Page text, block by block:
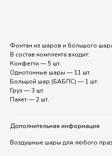
Фонтан из шаров и большого
В состав комплекта входит:
Конфетти — 5 шт.
Однотонные шары — 11 шт.
Большой шар (БАБЛС) — 1 шт.
Груз — 3 шт.
Пакет — 2 шт.
Дополнительная информация
Воздушные шары для любого